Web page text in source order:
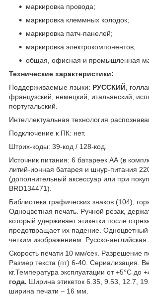
маркировка провода;
маркировка клеммных колодок;
маркировка патч-панелей;
маркировка электрокомпонентов;
общая, офисная и промышленная
Технические характеристики:
Поддерживаемые языки: РУССКИЙ,
французский, немецкий, итальянский,
португальский.
Интеллектуальная технология
Подключение к ПК: нет.
Штрих-коды: 39-код / 128-код.
Источник питания: 6 батареек АА (в
литий-ионная батарея и шнур-питания
(дополнительный аксессуар или при
BRD134471).
Библиотека графических знаков (104),
Одноцветная печать. Ручной резак,
который удерживает этикетки после
предотвращает их падение.
четким изображением. Русско-
Скорость печати 10 мм/сек. Разрешение
Размер текста (пт) 6-40. Сериализация.
кг.Температура эксплуатации от +5°C до
года. Ширина этикеток 6.35, 9.53, 12.7,
ширина печати – 16 мм.